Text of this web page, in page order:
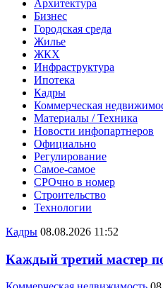
Архитектура
Бизнес
Городская среда
Жилье
ЖКХ
Инфраструктура
Ипотека
Кадры
Коммерческая
Материалы / Техника
Новости инфопартнеров
Официально
Регулирование
Самое-самое
СРОчно в номер
Строительство
Технологии
Кадры 08.08.2026 11:52
Каждый третий мастер